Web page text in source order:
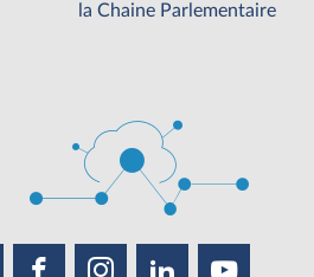
la Chaine Parlementaire